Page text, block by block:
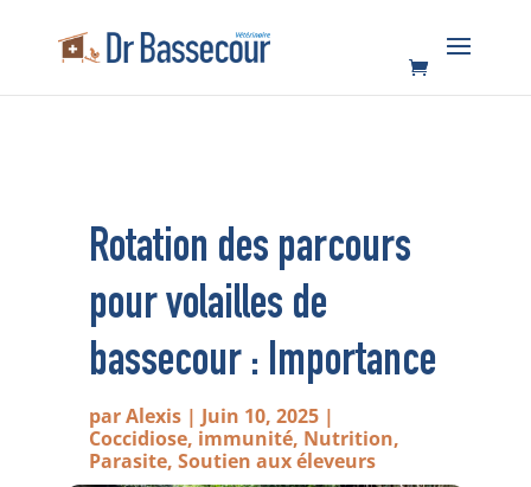
Rotation des parcours
pour volailles de
bassecour : Importance
parAlexis| Juin 10, 2025|
Coccidiose, immunité, Nutrition,
Parasite, Soutien aux éleveurs